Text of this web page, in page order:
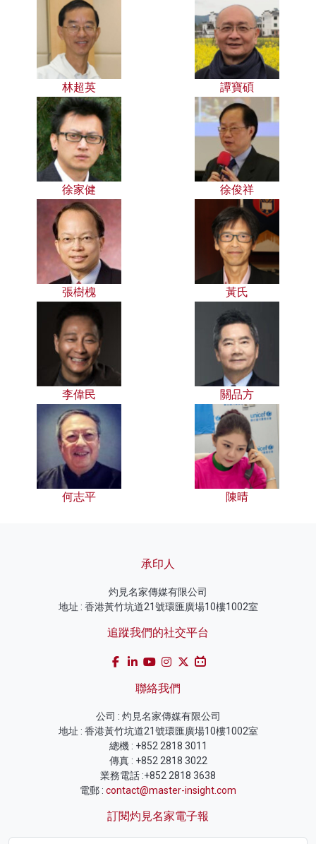
林超英 譚寶碩
徐家健 徐俊祥
張樹槐 黃氏
李偉民 關品方
何志平 陳晴
承印人
灼見名家傳媒有限公司
地址 : 香港黃竹坑道21號環匯廣場10樓1002室
追蹤我們的社交平台
聯絡我們
公司 : 灼見名家傳媒有限公司
地址 : 香港黃竹坑道21號環匯廣場10樓1002室
總機 : +852 2818 3011
傳真 : +852 2818 3022
業務電話 :+852 2818 3638
電郵 : contact@master-insight.com
訂閱灼見名家電子報